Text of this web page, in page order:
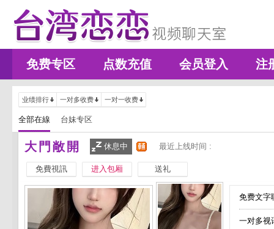
免费专区 点数充值 会员登入 注
业绩排行 一对多收费 一对一收费
全部在線 台妹专区
大門敞開 休息中 最近上线时间 :
免費視訊 进入包厢 送礼
免费文
一对多